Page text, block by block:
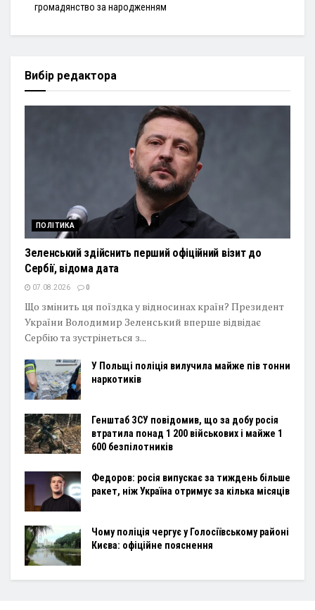
громадянство за народженням
Вибір редактора
ПОЛІТИКА
Зеленський здійснить перший офіційний візит до
Сербії, відома дата
07.08.2026 0
Що змінить ця поїздка у відносинах країн? Президент
України Володимир Зеленський вперше відвідає
Сербію та зустрінеться з...
У Польщі поліція вилучила майже пів тонни
наркотиків
Генштаб ЗСУ повідомив, що за добу росія
втратила понад 1 200 військових і майже 1
600 безпілотників
Федоров: росія випускає за тиждень більше
ракет, ніж Україна отримує за кілька місяців
Чому поліція чергує у Голосіївському районі
Києва: офіційне пояснення